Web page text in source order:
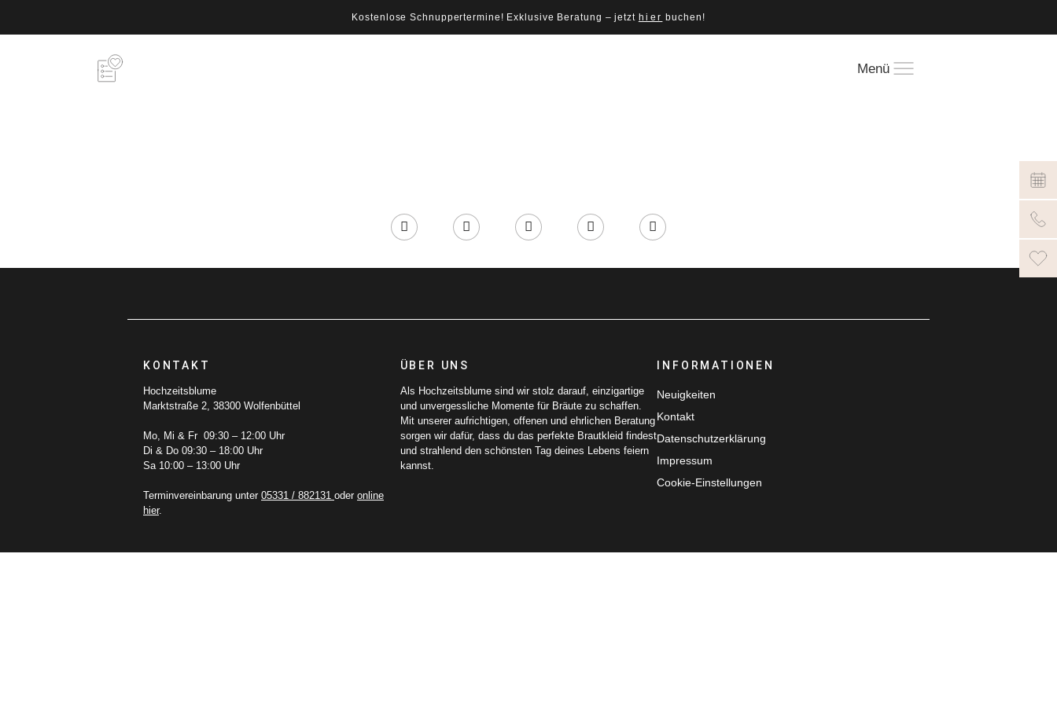
Kostenlose Schnuppertermine! Exklusive Beratung – jetzt hier buchen!
Menü
KONTAKT
Hochzeitsblume
Marktstraße 2, 38300 Wolfenbüttel
Mo, Mi & Fr 09:30 – 12:00 Uhr
Di & Do 09:30 – 18:00 Uhr
Sa 10:00 – 13:00 Uhr
Terminvereinbarung unter 05331 / 882131 oder online
hier.
ÜBER UNS
Als Hochzeitsblume sind wir stolz darauf, einzigartige
und unvergessliche Momente für Bräute zu schaffen.
Mit unserer aufrichtigen, offenen und ehrlichen Beratung
sorgen wir dafür, dass du das perfekte Brautkleid findest
und strahlend den schönsten Tag deines Lebens feiern
kannst.
INFORMATIONEN
Neuigkeiten
Kontakt
Datenschutzerklärung
Impressum
Cookie-Einstellungen